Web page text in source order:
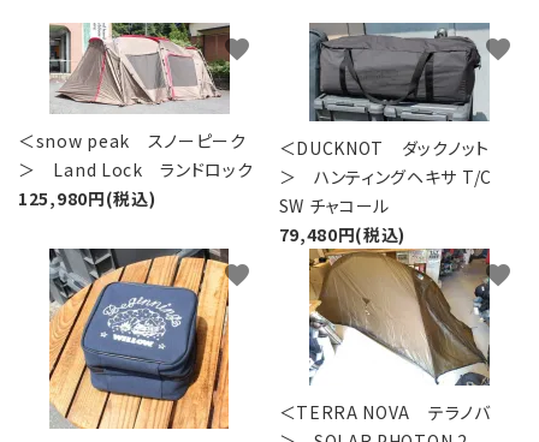
＜snow peak スノーピーク
＞ Land Lock ランドロック
125,980円(税込)
favorite
＜DUCKNOT ダックノット
＞ ハンティングヘキサ T/C
SW チャコール
79,480円(税込)
favorite
favorite
＜TERRA NOVA テラノバ
favorite